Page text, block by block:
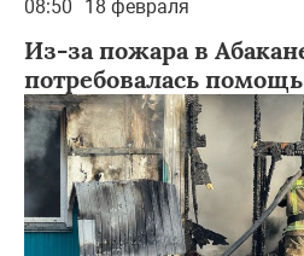
08:50 18 февраля
Из-за пожара в
потребовалась